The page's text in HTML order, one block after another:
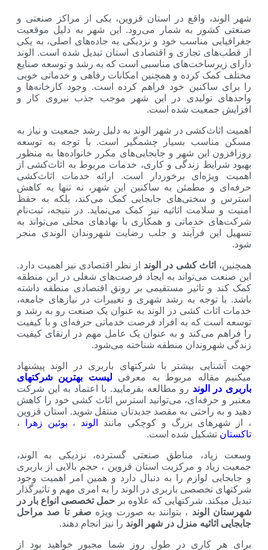
شهر الوند، واقع در استان قزوین، یکی از مراکز صنعتی و
صنعتی کشور به شمار می‌رود. این شهر به دلیل موقعیت
جغرافیایی مناسب خود و نزدیکی به جاده‌های اصلی، به یکی
از قطب‌های تجاری و اقتصادی استان تبدیل شده است. الوند
دارای زیرساخت‌های مناسبی است که به رشد و توسعه صنایع
مختلف کمک کرده و همچنین امکانات رفاهی و خدماتی خوبی
را برای ساکنین خود فراهم کرده است. وجود کارخانه‌ها و
واحدهای تولیدی در این شهر موجب جذب نیروی کار و
افزایش جمعیت شده است.
اهمیت اثاث‌کشی در شهر الوند به دلیل رشد جمعیت و نیاز به
مسکن مناسب بسیار چشمگیر است. با توجه به توسعه
روزافزون این شهر و جابجایی‌های مکرر خانواده‌ها به منظور
بهبود شرایط زندگی و کاری، خدمات مربوط به اثاث‌کشی از
اهمیت ویژه‌ای برخوردار است. ارائه خدمات اثاث‌کشی
حرفه‌ای و مطمئن به ساکنین این شهر، نه تنها به کاهش
استرس و سختی‌های جابجایی کمک می‌کند، بلکه به حفظ
امنیت و سلامت اثاثیه نیز کمک می‌نماید. در نتیجه، ثبت‌نام
شرکت‌های خدماتی و همکاری با نهادهای محلی می‌تواند به
تسهیل این فرآیند و جلب رضایت شهروندان الوندی منجر
شود.
همچنین، اثاث کشی در الوند از نظر اقتصادی نیز اهمیت دارد.
این صنعت می‌تواند به ایجاد فرصت‌های شغلی در این منطقه
کمک کند و تاثیر مستقیمی بر رونق اقتصادی منطقه داشته
باشد. با توجه به رشد شهری و تغییرات در نیاز‌های جامعه،
خدمات اثاث کشی در الوند به عنوان یک صنعت رو به رشد و
توسعه است که به افراد فرصت خدماتی حرفه‌ای و با کیفیت
را فراهم می‌کند و به عنوان یک عامل مهم در ارتقای کیفیت
زندگی شهروندان منطقه شناخته می‌شود.
جهت آشنایی بیشتر با شرکتهای باربری در الوند پیشنهاد
میکنیم مقاله مربوط به معرفی لیست بهترین شرکتهای
باربری در الوند رو مطالعه بفرمایید. با اعتماد به این شرکت
معتبر و حرفه‌ای، می‌توانید استرس اثاث کشی خود را کاهش
دهید و به راحتی به مقصد جدیدتان منتقل شوید. استان قزوین
، از شهرهای بزرگ و کوچکی مانند
الوند ، بوئین زهرا
،
تاکستان تشکیل شده است.
وسعت زیاد، مناطق صنعتی گسترده، نزدیکی به الوند،
جمعیت زیاد و مرکزیت استان قزوین ، حجم بالایی از باربری
و جابجایی لوازم را به دنبال دارد و همین امر اهمیت وجود
شرکتهای تخصصی باربری در الوند را به امری مهم و تاثیرگذار
تبدیل میکند. شرکتهایی که علاوه بر حمل تخصصی انواع بار در
شهرستان الوند ، بتوانند به صورت ویژه صفر تا صد مراحل
جابجایی اثاثیه منزل در شهر الوند را نیز انجام دهند.
برای هر کاری در طول روز شما مجبور خواهید بود از